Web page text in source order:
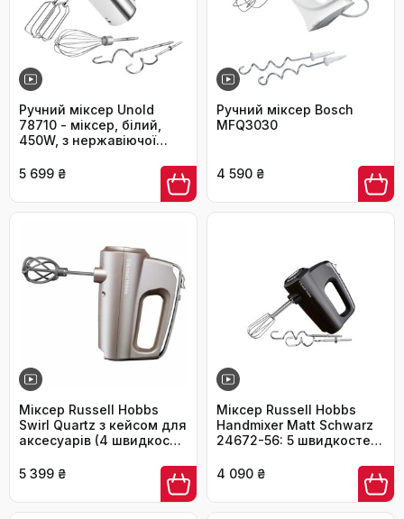
Ручний міксер Unold
78710 - міксер, білий,
450W, з нержавіючої
придатний для миття в
посудомийній машині, 5
швидкостей, для
збивання,
замішування тіста,
кнопка викидання, для
збивання вершків, тіста
для тортів та хліба
5 699 ₴
Ручний міксер Bosch
MFQ3030
4 590 ₴
Міксер Russell Hobbs
Swirl Quartz з кейсом для
аксесуарів (4 швидкості
нейлону, 2 гачки для
5 399 ₴
Міксер Russell Hobbs
Handmixer Matt Schwarz
24672-56: 5 швидкостей
зручна парковка
4 090 ₴